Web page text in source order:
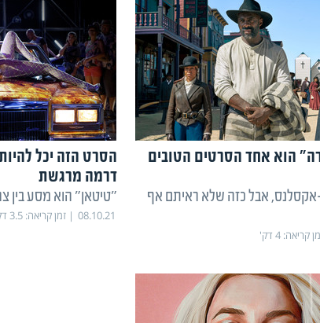
הוא אחד הסרטים הטובים
אקסלנס, אבל כזה שלא ראיתם אף
קריאה:4 דק'
הסרט הזה יכל
דרמה מרגשת
"טיטאן" הוא מסע בין
08.10.21 זמן קריאה:3.5